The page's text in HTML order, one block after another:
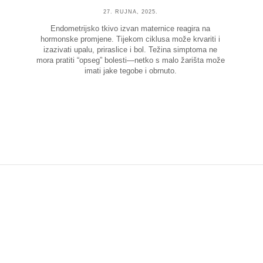
27. RUJNA, 2025.
Endometrijsko tkivo izvan maternice reagira na
hormonske promjene. Tijekom ciklusa može krvariti i
izazivati upalu, priraslice i bol. Težina simptoma ne
mora pratiti “opseg” bolesti—netko s malo žarišta može
imati jake tegobe i obrnuto.